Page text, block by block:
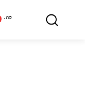
.ro